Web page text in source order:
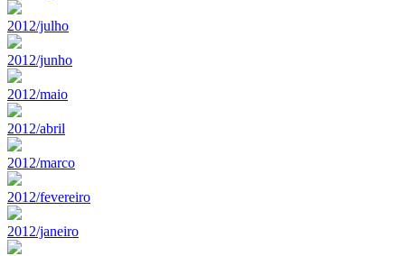
2012/julho
2012/junho
2012/maio
2012/abril
2012/marco
2012/fevereiro
2012/janeiro